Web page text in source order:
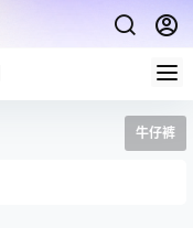
牛仔裤